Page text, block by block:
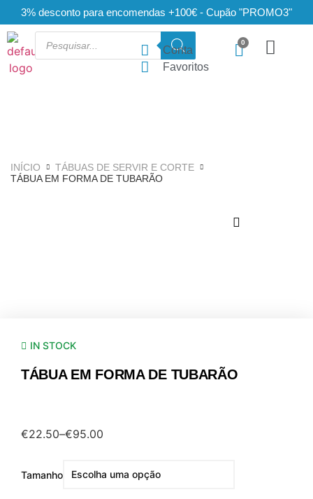
3% desconto para encomendas +100€ - Cupão "PROMO3"
Conta
Favoritos
INÍCIO
TÁBUAS DE SERVIR E CORTE
TÁBUA EM FORMA DE TUBARÃO
IN STOCK
TÁBUA EM FORMA DE TUBARÃO
€22.50–€95.00
Tamanho